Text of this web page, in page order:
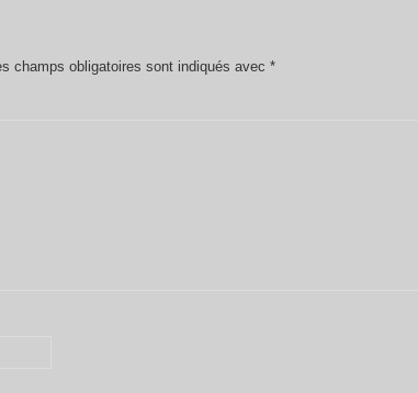
champs obligatoires sont indiqués avec *